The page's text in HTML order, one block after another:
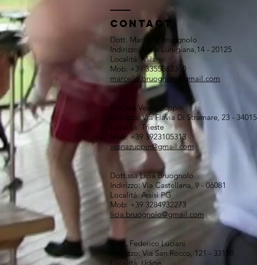
Contact
Dott. Marcello Bruognolo
Indirizzo: Viale Lunigiana,14 - 20125
Località: Milano
Mob: +39 3355863360
marcello.bruognolo@gmail.com
Prof.ssa Vesna Zuppin
Indirizzo: Via Flavia Di Stramare, 23 - 34015
Località: Trieste
Mob: +39 3923105313
vesnazuppin@gmail.com
Dott.ssa Licia Bruognolo
Indirizzo: Via Castellana, 9 - 06081
Località: Assisi PG
Mob: +39 3284932273
licia.bruognolo@gmail.com
Dott. Federico Luciani
Indirizzo: Via San Rocco, 121 - 33100
Località: Udine